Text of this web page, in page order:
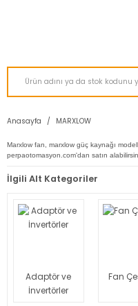
Anasayfa MARXLOW
Marxlow fan, marxlow güç kaynağı
perpaotomasyon.com'dan satın
İlgili Alt Kategoriler
Adaptör ve
İnvertörler
Fan